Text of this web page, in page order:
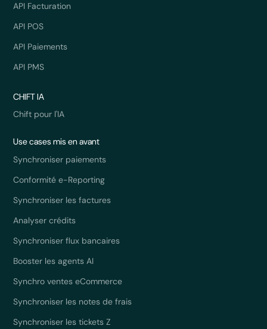
API Facturation
API POS
API Paiements
API PMS
CHIFT IA
Chift pour l'IA
Use cases mis en avant
Synchroniser paiements
Conformité e-Reporting
Synchroniser les factures
Analyser crédits
Synchroniser flux bancaires
Booster les agents AI
Synchro ventes eCommerce
Synchroniser les notes de frais
Synchroniser les tickets Z